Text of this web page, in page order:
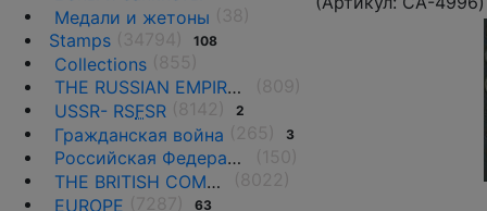
Медали и жетоны
Stamps
108
Collections
THE RUSSIAN EMPIRE UNTIL 1917.
USSR- RSFSR 2
Гражданская война 3
Российская Федерация(1992 г.-н.д.)
THE BRITISH COMMONWEALTH
EUROPE
63